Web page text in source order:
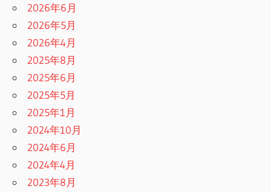
2026年6月
2026年5月
2026年4月
2025年8月
2025年6月
2025年5月
2025年1月
2024年10月
2024年6月
2024年4月
2023年8月